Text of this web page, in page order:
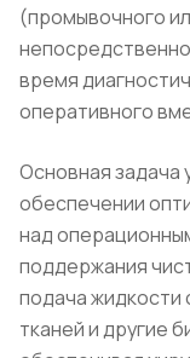
(промывочного
время
оперативного
Основная задача
обеспечении
над
поддержания
подача жидкости
тканей и другие